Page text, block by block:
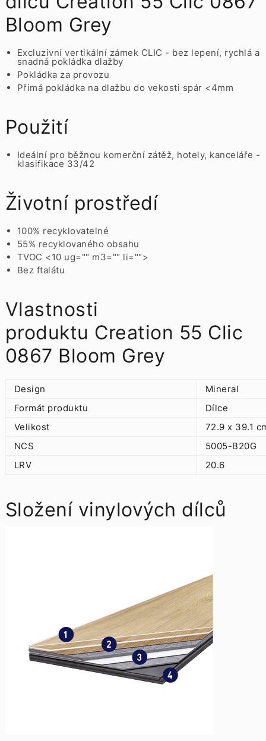
Bloom Grey
Excluzivní vertikální zámek CLIC - bez lepení, rychlá a
snadná pokládka dlažby
Pokládka za provozu
Přimá pokládka na dlažbu do vekosti spár <4mm
Použití
Ideální pro běžnou komerční zátěž, hotely, kanceláře -
klasifikace 33/42
Životní prostředí
100% recyklovatelné
55% recyklovaného obsahu
TVOC <10 ug="" m3="" li="">
Bez ftalátu
Vlastnosti
produktu Creation 55 Clic
0867 Bloom Grey
Design
Mineral
Formát produktu
Dílce
Velikost
72.9 x 39.1
NCS
5005-B20G
LRV
20.6
Složení vinylových dílců